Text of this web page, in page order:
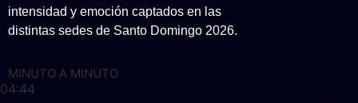
intensidad y emoción captados en las
distintas sedes de Santo Domingo 2026.
MINUTO A MINUTO
04:44